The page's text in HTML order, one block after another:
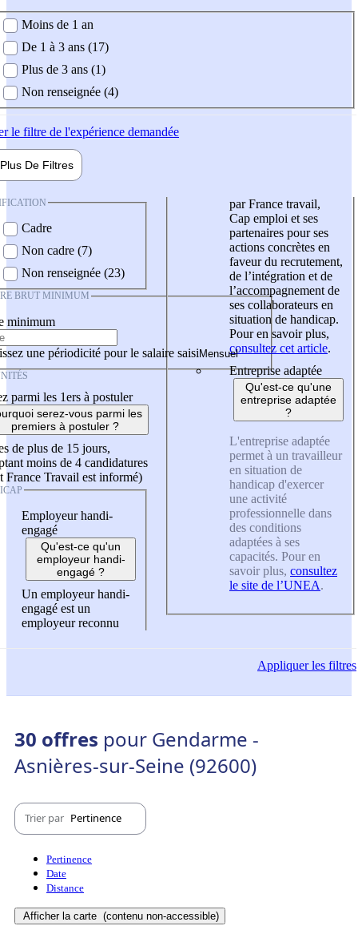
demandée
Moins de 1 an
De 1 à 3 ans (17)
Plus de 3 ans (1)
Non renseignée (4)
le filtre de l'expérience demandée
Plus De Filtres
Cadre
Non cadre (7)
Non renseignée (23)
BRUT MINIMUM
minimum
une périodicité pour le salaire saisi
parmi les 1ers à postuler
serez-vous parmi les
premiers à postuler ?
de plus de 15 jours,
moins de 4 candidatures
France Travail est informé)
Employeur handi-
engagé
Qu'est-ce qu'un
employeur handi-
engagé ?
Un employeur handi-
engagé est un
employeur reconnu
par France travail,
Cap emploi et ses
partenaires pour ses
actions concrètes en
faveur du recrutement,
de l’intégration et de
l’accompagnement de
ses collaborateurs en
situation de handicap.
Pour en savoir plus,
consultez cet article.
Entreprise adaptée
Qu'est-ce qu'une
entreprise adaptée
?
L'entreprise adaptée
permet à un travailleur
en situation de
handicap d'exercer
une activité
professionnelle dans
des conditions
adaptées à ses
capacités. Pour en
savoir plus, consultez
le site de l’UNEA.
Appliquerles filtres
30 offres pour Gendarme -
Asnières-sur-Seine (92600)
Trier par Pertinence
Pertinence
Date
Distance
Afficher la carte (contenu non-accessible)